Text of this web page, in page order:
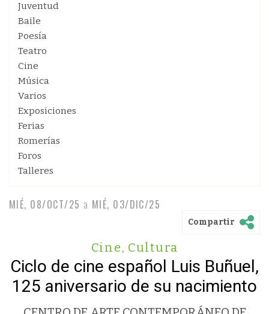
Juventud
Baile
Poesía
Teatro
Cine
Música
Varios
Exposiciones
Ferias
Romerías
Foros
Talleres
MIÉ, 08/OCT/25 a MIÉ, 03/DIC/25
Compartir
Cine, Cultura
Ciclo de cine español Luis Buñuel,
125 aniversario de su nacimiento